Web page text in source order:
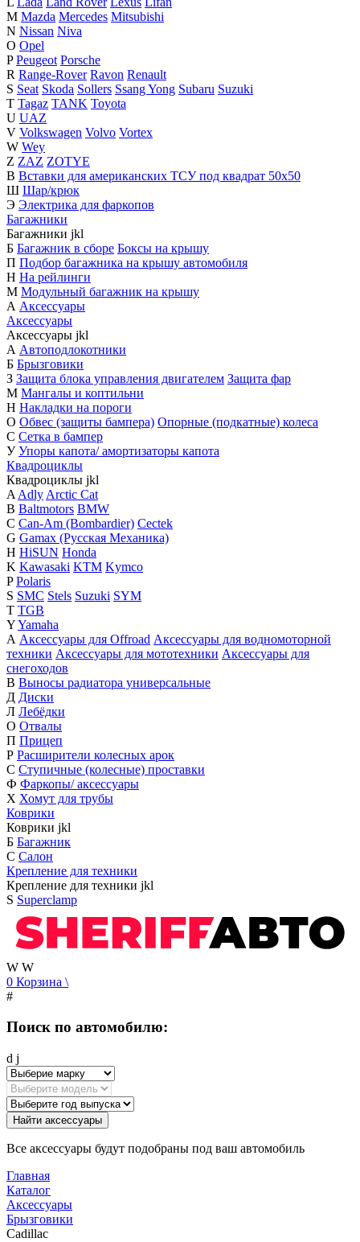
M Mazda Mercedes Mitsubishi
N Nissan Niva
O Opel
P Peugeot Porsche
R Range-Rover Ravon Renault
S Seat Skoda Sollers Ssang Yong Subaru Suzuki
T Tagaz TANK Toyota
U UAZ
V Volkswagen Volvo Vortex
W Wey
Z ZAZ ZOTYE
В Вставки для американских ТСУ под квадрат 50х50
Ш Шар/крюк
Э Электрика для фаркопов
Багажники
Багажники jkl
Б Багажник в сборе Боксы на крышу
П Подбор багажника на крышу автомобиля
Н На рейлинги
М Модульный багажник на крышу
А Аксессуары
Аксессуары
Аксессуары jkl
А Автоподлокотники
Б Брызговики
З Защита блока управления двигателем Защита фар
М Мангалы и коптильни
Н Накладки на пороги
О Обвес (защиты бампера) Опорные (подкатные) колеса
С Сетка в бампер
У Упоры капота/ амортизаторы капота
Квадроциклы
Квадроциклы jkl
A Adly Arctic Cat
B Baltmotors BMW
C Can-Am (Bombardier) Cectek
G Gamax (Русская Механика)
H HiSUN Honda
K Kawasaki KTM Kymco
P Polaris
S SMC Stels Suzuki SYM
T TGB
YYamaha
А Аксессуары для Offroad Аксессуары для водномоторной
техники Аксессуары для мототехники Аксессуары для
снегоходов
В Выносы радиатора универсальные
Д Диски
Л Лебёдки
О Отвалы
П Прицеп
Р Расширители колесных арок
С Ступичные (колесные) проставки
Ф Фаркопы/ аксессуары
Х Хомут для трубы
Коврики
Коврики jkl
Б Багажник
С Салон
Крепление для техники
Крепление для техники jkl
S Superclamp
W W
0 Корзина \
#
Поиск по автомобилю:
d j
Найти аксессуары
Все аксессуары будут подобраны под ваш автомобиль
Главная
Каталог
Аксессуары
Брызговики
Cadillac